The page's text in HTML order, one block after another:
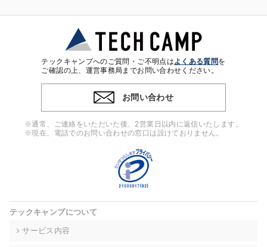
・個人(法人の場合は担当者)を識別できない形式に加工した統
計情報の作成および利用
※上記の利用目的に基づいた本人への連絡及び配信について
4. 個人情報の第三者提供
ンをとるために、氏名等の一部の情報をサービス内で使用する
チャットツールで発信することにより、本サービスの他の利用
者等に提供することがあります。
当社は事業運営上、前項利用目的の範囲に限って個人情報を外
高い委託先を選定し、個人情報の適正管理・機密保持について
テックキャンプへのご質問・ご不明点はよくある質問を
ご確認の上、運営事務局までお問い合わせください。
お問い合わせ
※通常、ご連絡をいただいた後、2営業日以内に返信いたします。
※現在、電話でのお問い合わせの窓口は設けておりません。
テックキャンプについて
サービス内容